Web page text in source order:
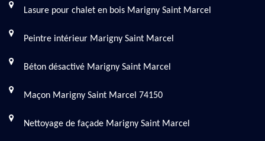
Lasure pour chalet en bois Marigny Saint Marcel
Peintre intérieur Marigny Saint Marcel
Béton désactivé Marigny Saint Marcel
Maçon Marigny Saint Marcel 74150
Nettoyage de façade Marigny Saint Marcel